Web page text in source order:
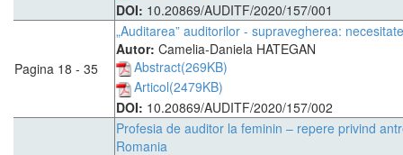
DOI: 10.20869/AUDITF/2020/157/001
Pagina 18 - 35
„Auditarea” auditorilor - supravegherea:
Autor: Camelia-Daniela HATEGAN
Abstract(269KB)
Articol(2479KB)
DOI: 10.20869/AUDITF/2020/157/002
Profesia de auditor la feminin – repere privind
Romania